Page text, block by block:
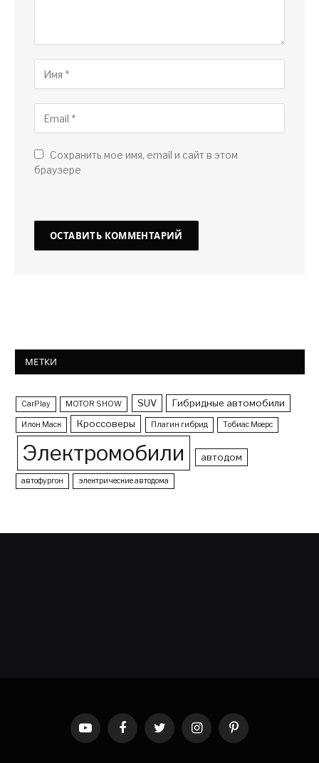
Сохранить мое имя, email и сайт в этом
браузере
МЕТКИ
CarPlay MOTOR SHOW SUV Гибридные автомобили
Илон Маск Кроссоверы Плагин гибрид Тобиас Моерс
Электромобили автодом
автофургон электрические автодома
YouTubeFacebookTwitter InstagramPinterest